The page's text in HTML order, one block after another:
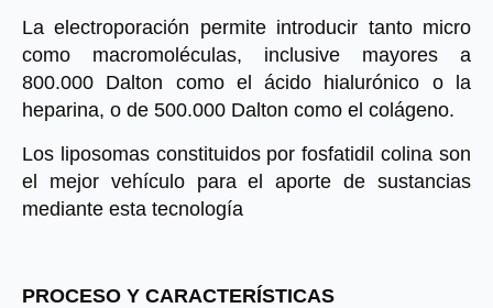
La electroporación permite introducir tanto micro
como macromoléculas, inclusive mayores a
800.000 Dalton como el ácido hialurónico o la
heparina, o de 500.000 Dalton como el colágeno.
Los liposomas constituidos por fosfatidil colina son
el mejor vehículo para el aporte de sustancias
mediante esta tecnología
PROCESO Y CARACTERÍSTICAS